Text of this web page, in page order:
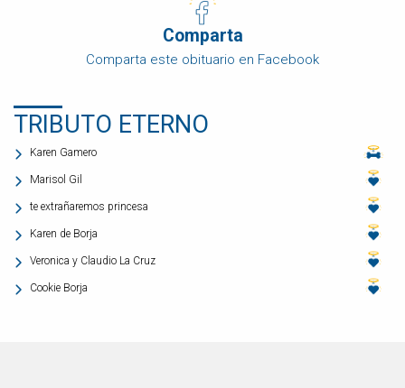
Comparta
Comparta este obituario en Facebook
TRIBUTO ETERNO
Karen Gamero
Marisol Gil
te extrañaremos princesa
Karen de Borja
Veronica y Claudio La Cruz
Cookie Borja